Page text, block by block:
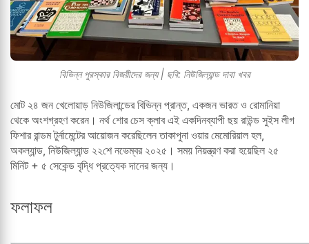
বিভিন্ন পুরস্কার বিজয়ীদের জন্য | ছবি: নিউজিল্যান্ড দাবা খবর
মোট ২৪ জন খেলোয়াড় নিউজিলান্ডের বিভিন্ন প্রান্ত, একজন ভারত ও রোমানিয়া
থেকে অংশগ্রহণ করেন। নর্থ শোর চেস ক্লাব এই একদিনব্যাপী ছয় রাউন্ড সুইস লীগ
ফিশার রান্ডম টুর্নামেন্টের আয়োজন করেছিলেন তাকাপুনা ওয়ার মেমোরিয়াল হল,
অকল্যান্ড, নিউজিল্যান্ড ২২শে নভেম্বর ২০২৫। সময় নিয়ন্ত্রণ করা হয়েছিল ২৫
মিনিট + ৫ সেকেন্ড বৃদ্ধি প্রত্যেক দানের জন্য।
ফলাফল